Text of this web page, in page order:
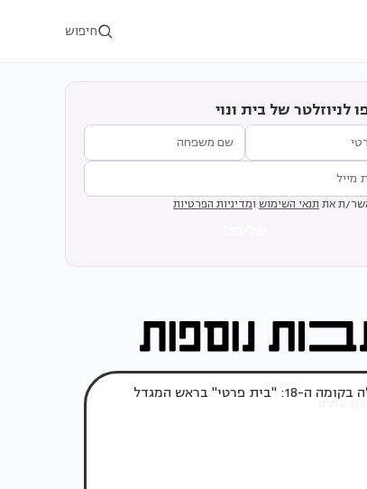
חיפוש
לניוזלטר של בית ונוי
ת את תנאי השימוש ומדיניות הפרטיות
עיצוב בתים